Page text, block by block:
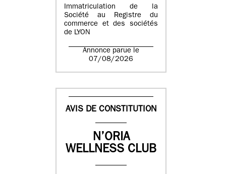
Immatriculation de la
Société au Registre du
commerce et des sociétés
de LYON
Annonce parue le
07/08/2026
AVIS DE CONSTITUTION
N’ORIA
WELLNESS CLUB